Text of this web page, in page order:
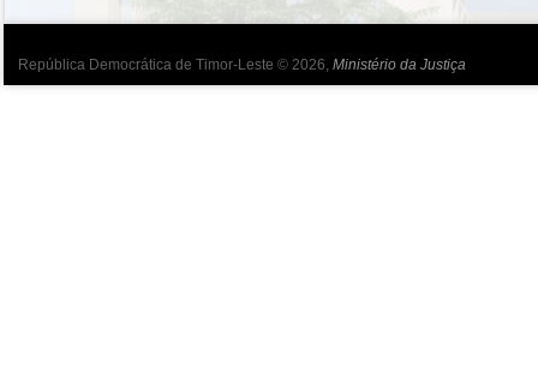
República Democrática de Timor-Leste © 2026, Ministério da Justiça